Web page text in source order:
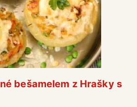
bešamelem z Hrašky s